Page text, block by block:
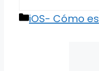
Categories
iOS- Cómo es